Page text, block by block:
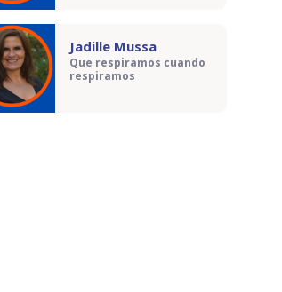
Jadille Mussa
Que respiramos cuando
respiramos